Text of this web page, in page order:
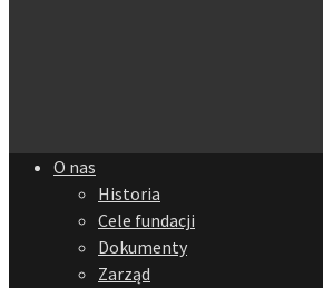
O nas
Historia
Cele fundacji
Dokumenty
Zarząd